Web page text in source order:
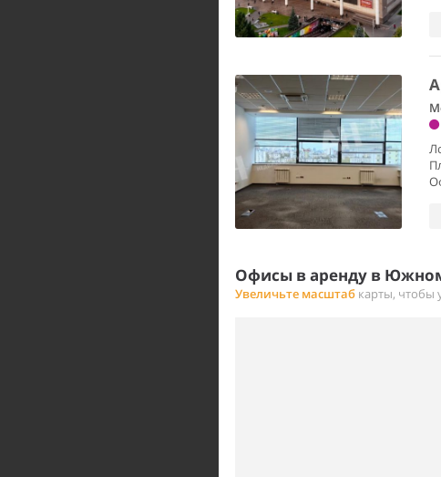
Офисы в аренду в
Увеличьте масштаб карты, чтобы